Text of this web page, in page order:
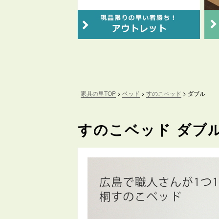
家具の里TOP ベッド すのこベッド ダブル
すのこベッド ダブ